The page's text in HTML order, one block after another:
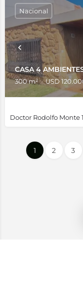
CASA 4
300 m² USD
Nacional
1 2 3